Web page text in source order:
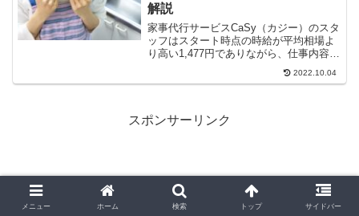
解説
家事代行サービスCaSy（カジー）のスタ
ッフはスタート時点の時給が平均相場よ
り高い1,477円でありながら、仕事内容は
普通の家事の範囲内です。CaSy（カジ
ー）の家事代行で普通の主婦でも稼げる
2022.10.04
スポンサーリンク
メニュー ホーム 検索 トップ サイドバー